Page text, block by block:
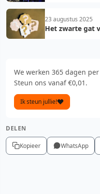
23 augustus 2025
Het zwarte gat
We werken 365 dagen
Steun ons vanaf €0,01.
Ik steun jullie!
DELEN
Kopieer WhatsApp